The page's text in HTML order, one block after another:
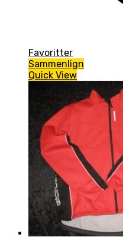
Favoritter
Sammenlign
Quick View